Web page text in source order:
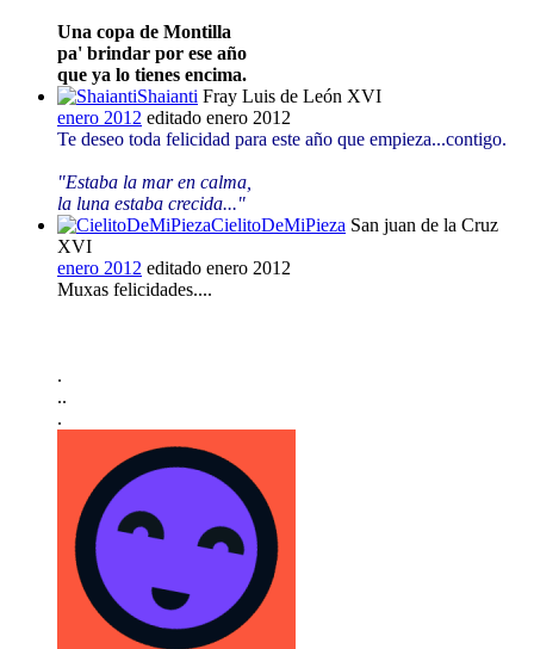
Una copa de Montilla
pa' brindar por ese año
que ya lo tienes encima.
Shaianti Fray Luis de León XVI
enero 2012 editado enero 2012
Te deseo toda felicidad para este año que empieza...contigo.
"Estaba la mar en calma,
la luna estaba crecida..."
CielitoDeMiPieza San juan de la Cruz
XVI
enero 2012 editado enero 2012
Muxas felicidades....
.
..
.